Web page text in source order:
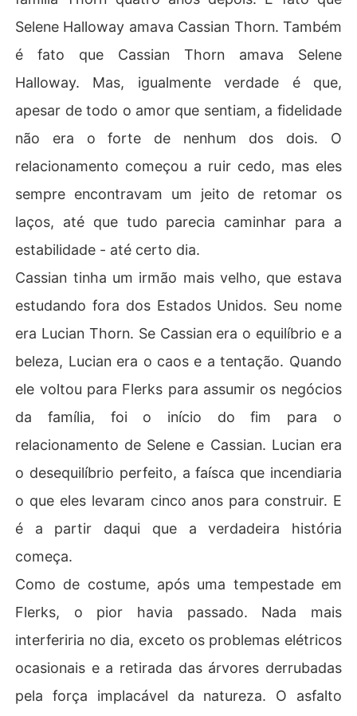
Selene Halloway amava Cassian Thorn. Também
é fato que Cassian Thorn amava Selene
Halloway. Mas, igualmente verdade é que,
apesar de todo o amor que sentiam, a fidelidade
não era o forte de nenhum dos dois. O
relacionamento começou a ruir cedo, mas eles
sempre encontravam um jeito de retomar os
laços, até que tudo parecia caminhar para a
estabilidade - até certo dia.
Cassian tinha um irmão mais velho, que estava
estudando fora dos Estados Unidos. Seu nome
era Lucian Thorn. Se Cassian era o equilíbrio e a
beleza, Lucian era o caos e a tentação. Quando
ele voltou para Flerks para assumir os negócios
da família, foi o início do fim para o
relacionamento de Selene e Cassian. Lucian era
o desequilíbrio perfeito, a faísca que incendiaria
o que eles levaram cinco anos para construir. E
é a partir daqui que a verdadeira história
começa.
Como de costume, após uma tempestade em
Flerks, o pior havia passado. Nada mais
interferiria no dia, exceto os problemas elétricos
ocasionais e a retirada das árvores derrubadas
pela força implacável da natureza. O asfalto